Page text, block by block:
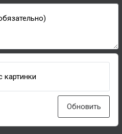
картинки
Обновить